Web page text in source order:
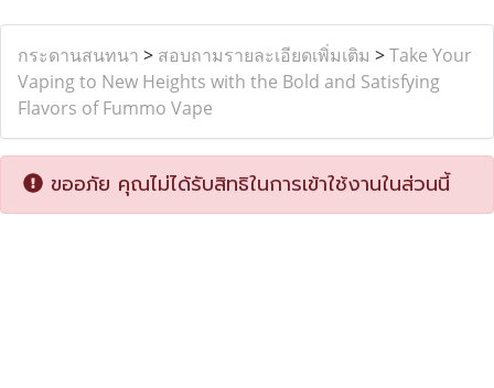
กระดานสนทนา > สอบถามรายละเอียดเพิ่มเติม >Take Your
Vaping to New Heights with the Bold and Satisfying
Flavors of Fummo Vape
ขออภัย คุณไม่ได้รับสิทธิในการเข้าใช้งานในส่วนนี้